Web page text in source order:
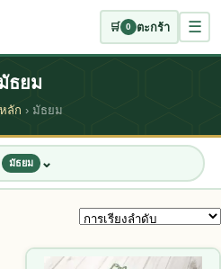
🛒 0 ตะกร้า ☰
ธยม
ลัก › มัธยม
มัธยม ⌄
7
This product has multiple